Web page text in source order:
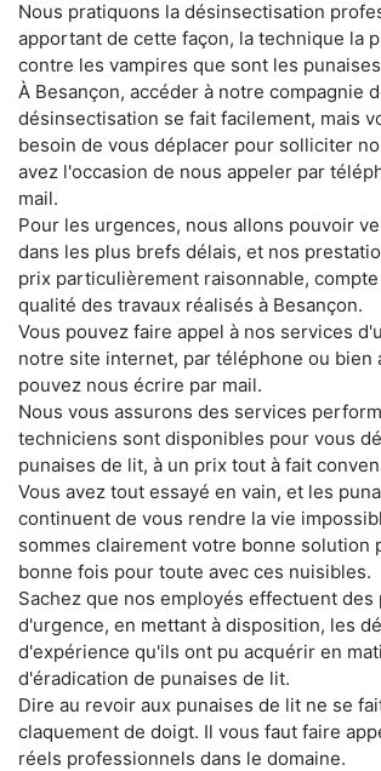
Nous pratiquons la désinsectisation
apportant de cette façon, la technique la
contre les vampires que sont les
À Besançon, accéder à notre compagnie
désinsectisation se fait facilement, mais
besoin de vous déplacer pour solliciter
avez l'occasion de nous appeler par
mail.
Pour les urgences, nous allons pouvoir
dans les plus brefs délais, et nos
prix particulièrement raisonnable,
qualité des travaux réalisés à Besançon.
Vous pouvez faire appel à nos services
notre site internet, par téléphone ou bien
pouvez nous écrire par mail.
Nous vous assurons des services
techniciens sont disponibles pour vous
punaises de lit, à un prix tout à fait
Vous avez tout essayé en vain, et les
continuent de vous rendre la vie
sommes clairement votre bonne solution
bonne fois pour toute avec ces nuisibles.
Sachez que nos employés effectuent des
d'urgence, en mettant à disposition, les
d'expérience qu'ils ont pu acquérir en
d'éradication de punaises de lit.
Dire au revoir aux punaises de lit ne se
claquement de doigt. Il vous faut faire
réels professionnels dans le domaine.